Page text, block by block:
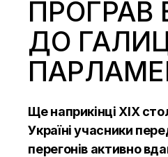
ПРОГРАВ
ДО
Ще наприкінці ХІХ
Україні учасники
перегонів активно